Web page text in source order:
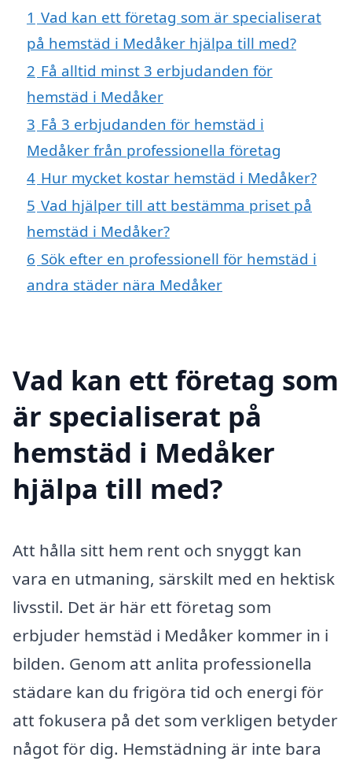
1 Vad kan ett företag som är specialiserat
på hemstäd i Medåker hjälpa till med?
2 Få alltid minst 3 erbjudanden för
hemstäd i Medåker
3 Få 3 erbjudanden för hemstäd i
Medåker från professionella företag
4 Hur mycket kostar hemstäd i Medåker?
5 Vad hjälper till att bestämma priset på
hemstäd i Medåker?
6 Sök efter en professionell för hemstäd i
andra städer nära Medåker
Vad kan ett företag som
är specialiserat på
hemstäd i Medåker
hjälpa till med?
Att hålla sitt hem rent och snyggt kan
vara en utmaning, särskilt med en hektisk
livsstil. Det är här ett företag som
erbjuder hemstäd i Medåker kommer in i
bilden. Genom att anlita professionella
städare kan du frigöra tid och energi för
att fokusera på det som verkligen betyder
något för dig. Hemstädning är inte bara